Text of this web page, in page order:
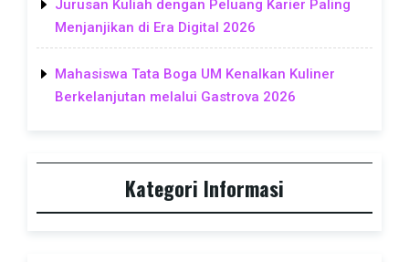
Jurusan Kuliah dengan Peluang Karier Paling
Menjanjikan di Era Digital 2026
Mahasiswa Tata Boga UM Kenalkan Kuliner
Berkelanjutan melalui Gastrova 2026
Kategori Informasi